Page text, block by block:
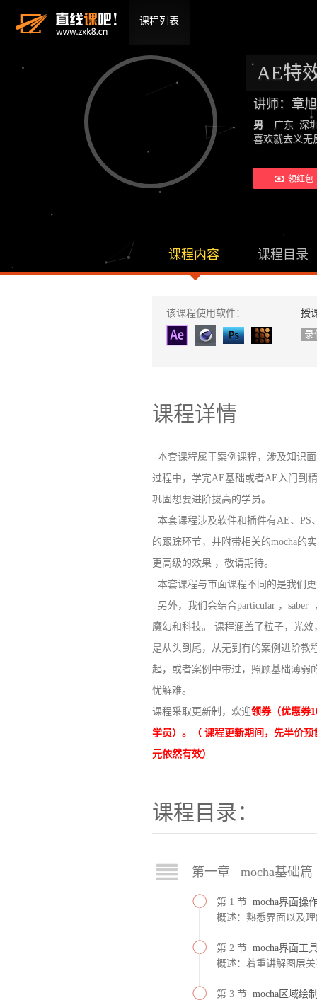
课程列表
AE特
讲师：章
男
广东 深
喜欢就去义
领红包
课程内容 课程目录
该课程使用软件：
授
录
课程详情
本套课程属于案例课程，涉及知识
过程中，学完AE基础或者AE入门到
巩固想要进阶拔高的学员。
本套课程涉及软件和插件有AE、PS
的跟踪环节，并附带相关的mocha的
更高级的效果 ，敬请期待。
本套课程与市面课程不同的是我们
另外，我们会结合particular ，saber
魔幻和科技。 课程涵盖了粒子，光
是从头到尾，从无到有的案例进阶教
起，或者案例中带过，照顾基础薄弱
忧解难。
课程采取更新制，欢迎领券（优惠券
学员） 。 （ 课程更新期间，先半价
元依然有效）
课程目录：
第一章 mocha基础篇
第 1 节 mocha界面操
概述：熟悉界面以及
第 2 节 mocha界面工
概述：着重讲解图层
第 3 节 mocha区域绘